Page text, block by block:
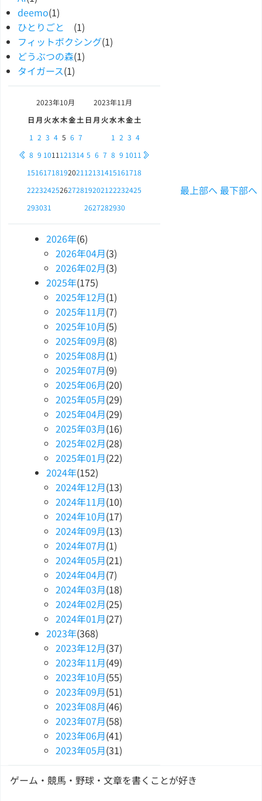
deemo(1)
ひとりごと (1)
フィットボクシング(1)
どうぶつの森(1)
タイガース(1)
2023年10月
日 月 火水木金土
1 2 3 4 5 6 7
8 9 1011 121314
15161718192021
22232425262728
293031
2023年11月
日 月 火水木金土
1 2 3 4
5 6 7 8 9 1011
12131415161718
19202122232425
2627282930
2026年(6)
2026年04月(3)
2026年02月(3)
2025年(175)
2025年12月(1)
2025年11月(7)
2025年10月(5)
2025年09月(8)
2025年08月(1)
2025年07月(9)
2025年06月(20)
2025年05月(29)
2025年04月(29)
2025年03月(16)
2025年02月(28)
2025年01月(22)
2024年(152)
2024年12月(13)
2024年11月(10)
2024年10月(17)
2024年09月(13)
2024年07月(1)
2024年05月(21)
2024年04月(7)
2024年03月(18)
2024年02月(25)
2024年01月(27)
2023年(368)
2023年12月(37)
2023年11月(49)
2023年10月(55)
2023年09月(51)
2023年08月(46)
2023年07月(58)
2023年06月(41)
2023年05月(31)
ゲーム・競馬・野球・文章を書くことが好き
最上部へ 最下部へ